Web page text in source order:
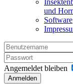
und
Software
Angemeldet bleiben
Anmelden